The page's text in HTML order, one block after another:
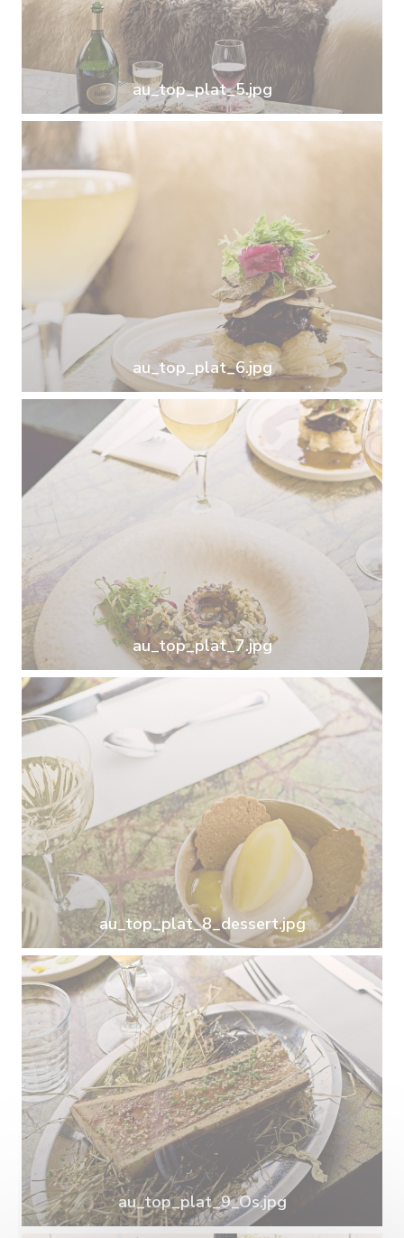
au_top_plat_5.jpg
au_top_plat_6.jpg
au_top_plat_7.jpg
au_top_plat_8_dessert.jpg
au_top_plat_9_Os.jpg